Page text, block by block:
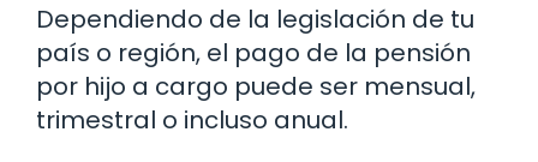
Dependiendo de la legislación de tu
país o región, el pago de la pensión
por hijo a cargo puede ser mensual,
trimestral o incluso anual.